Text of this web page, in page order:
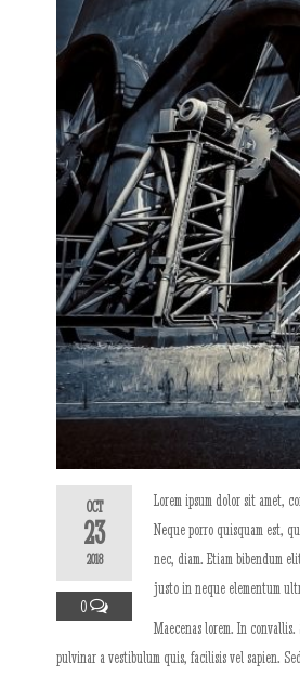
OCT
23
2018
0
Lorem ipsum dolor sit amet,
Neque porro quisquam est,
nec, diam. Etiam bibendum
justo in neque elementum
Maecenas lorem. In
pulvinar a vestibulum quis, facilisis vel sapien.